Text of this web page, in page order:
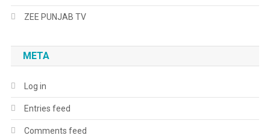
ZEE PUNJAB TV
META
Log in
Entries feed
Comments feed